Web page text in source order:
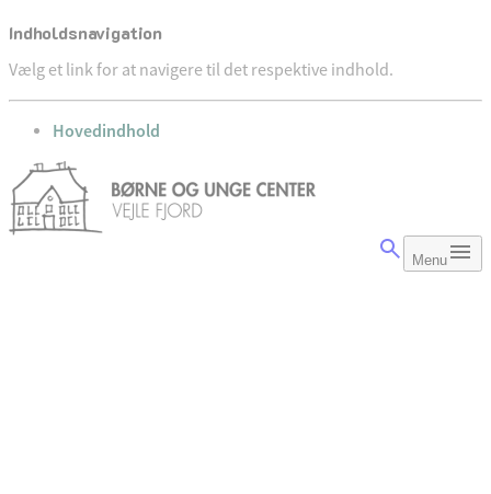
Indholdsnavigation
Vælg et link for at navigere til det respektive indhold.
gå til
Hovedindhold
Menu